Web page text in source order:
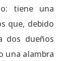
tiene una
que, debido
dos dueños
una alambra